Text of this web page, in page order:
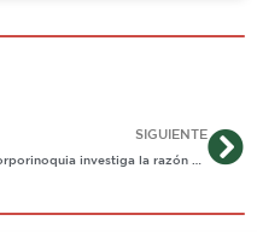
SIGUIENTE
Corporinoquia investiga la razón de mortandad de peces en el Barajuste